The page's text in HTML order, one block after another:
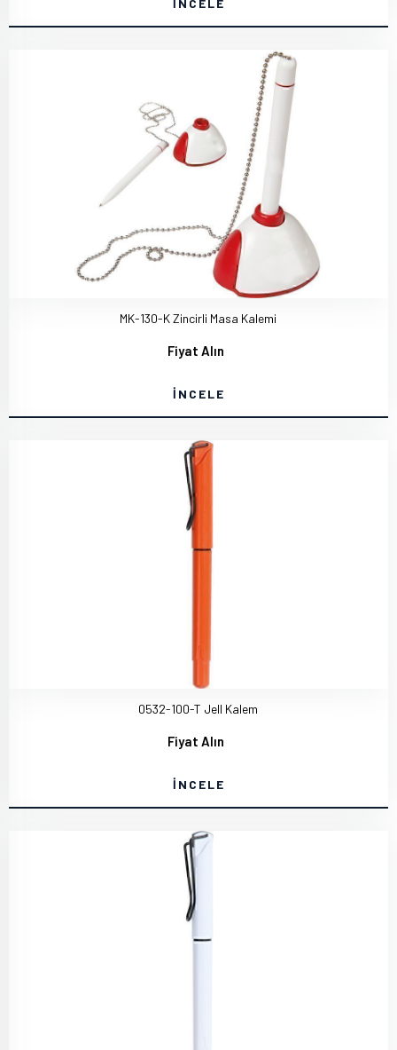
İNCELE
MK-130-K Zincirli Masa Kalemi
Fiyat Alın
İNCELE
0532-100-T Jell Kalem
Fiyat Alın
İNCELE